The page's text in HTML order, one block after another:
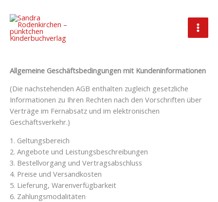
Inhalt
springen
AGB
Allgemeine Geschäftsbedingungen mit Kundeninformationen
(Die nachstehenden AGB enthalten zugleich gesetzliche
Informationen zu Ihren Rechten nach den Vorschriften über
Verträge im Fernabsatz und im elektronischen
Geschäftsverkehr.)
1. Geltungsbereich
2. Angebote und Leistungsbeschreibungen
3. Bestellvorgang und Vertragsabschluss
4. Preise und Versandkosten
5. Lieferung, Warenverfügbarkeit
6. Zahlungsmodalitäten